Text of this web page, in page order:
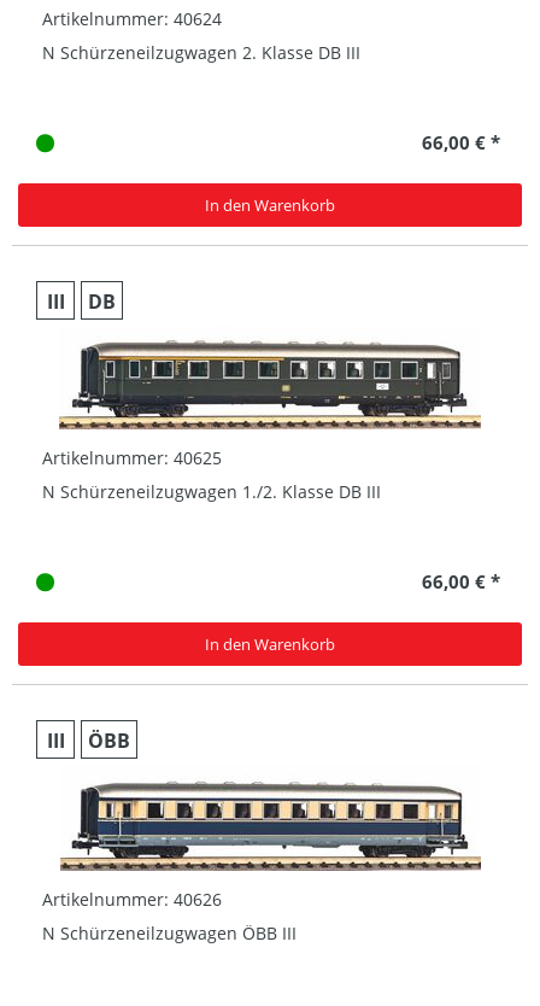
Artikelnummer: 40624
N Schürzeneilzugwagen 2. Klasse DB III
66,00 € *
In den Warenkorb
III DB
Artikelnummer: 40625
N Schürzeneilzugwagen 1./2. Klasse DB III
66,00 € *
In den Warenkorb
III ÖBB
Artikelnummer: 40626
N Schürzeneilzugwagen ÖBB III